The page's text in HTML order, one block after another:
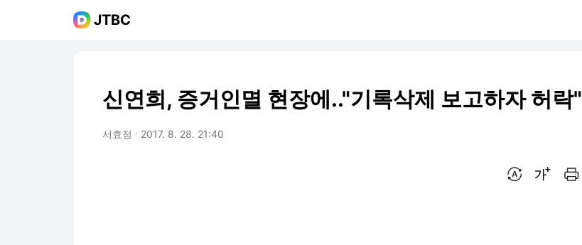
JTBC
신연희, 증거인멸 현장에.."기록삭제 보고하자 허락"
서효정 2017. 8. 28. 21:40